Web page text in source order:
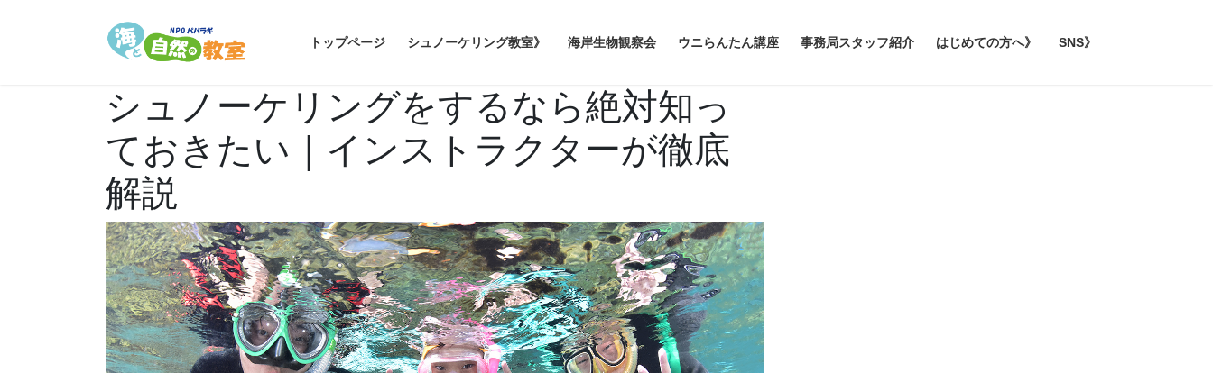
トップページ シュノーケリング教室》 海岸生物観察会 ウニらんたん講座 事務局スタッフ紹介 はじめての方へ》 SNS》
シュノーケリングをするなら絶対知っ
ておきたい｜インストラクターが徹底
解説